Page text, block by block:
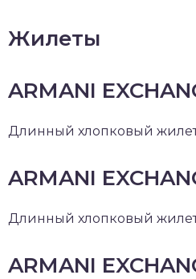
Жилеты
ARMANI
Длинный хлопковый
ARMANI
Длинный хлопковый
ARMANI